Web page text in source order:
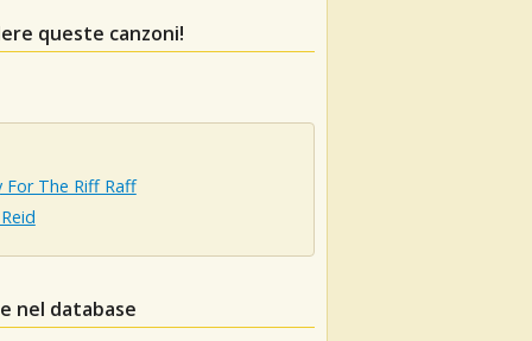
queste canzoni!
For The Riff Raff
nel database